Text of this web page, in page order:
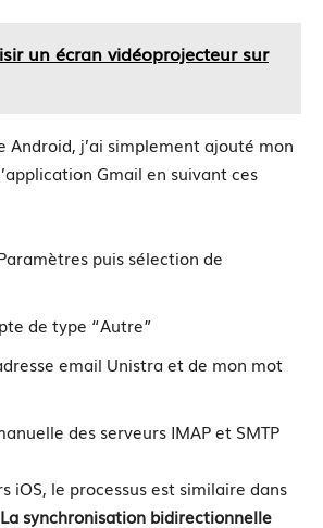
un écran vidéoprojecteur sur
Android, j’ai simplement ajouté mon
Gmail en suivant ces
puis sélection de
de type “Autre”
email Unistra et de mon mot
des serveurs IMAP et SMTP
iOS, le processus est similaire dans
La synchronisation bidirectionnelle